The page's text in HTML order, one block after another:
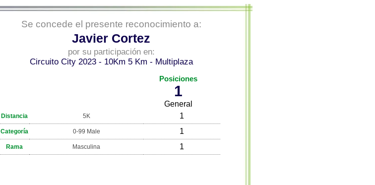
Se concede el presente reconocimiento a:
Javier Cortez
por su participación en:
Circuito City 2023 - 10Km 5 Km - Multiplaza
Posiciones
1
General
Distancia 5K 1
Categoría 0-99 Male 1
Rama Masculina 1